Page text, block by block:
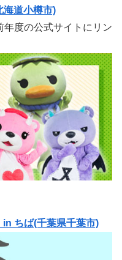
海道小樽市)
度の公式サイトにリン
ちば(千葉県千葉市)